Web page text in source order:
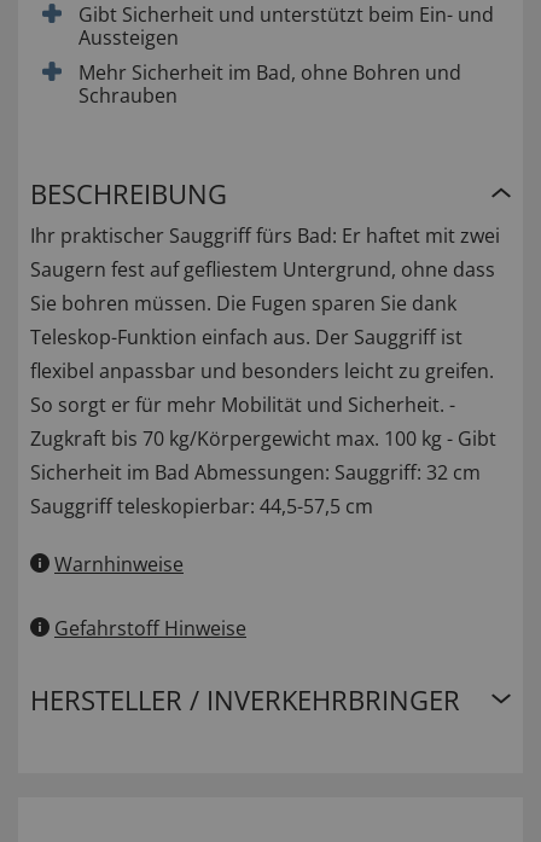
Gibt Sicherheit und unterstützt beim Ein- und
Aussteigen
Mehr Sicherheit im Bad, ohne Bohren und
Schrauben
BESCHREIBUNG
Ihr praktischer Sauggriff fürs Bad: Er haftet mit zwei
Saugern fest auf gefliestem Untergrund, ohne dass
Sie bohren müssen. Die Fugen sparen Sie dank
Teleskop-Funktion einfach aus. Der Sauggriff ist
flexibel anpassbar und besonders leicht zu greifen.
So sorgt er für mehr Mobilität und Sicherheit. -
Zugkraft bis 70 kg/Körpergewicht max. 100 kg - Gibt
Sicherheit im Bad Abmessungen: Sauggriff: 32 cm
Sauggriff teleskopierbar: 44,5-57,5 cm
Warnhinweise
Gefahrstoff Hinweise
HERSTELLER / INVERKEHRBRINGER